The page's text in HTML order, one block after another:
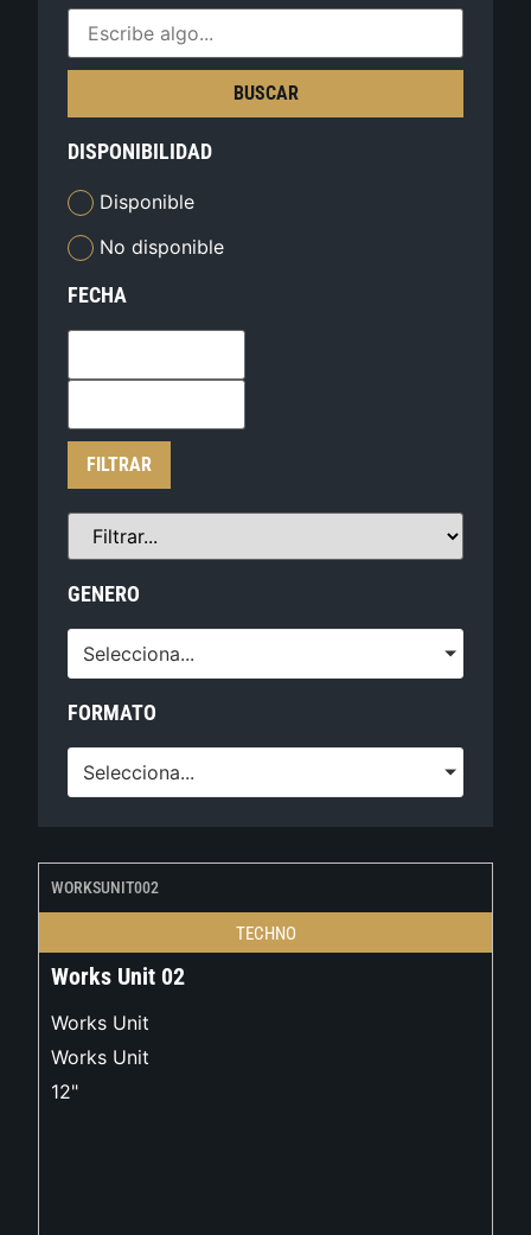
BUSCAR
DISPONIBILIDAD
Disponible
No disponible
FECHA
FILTRAR
GENERO
Selecciona...
FORMATO
Selecciona...
WORKSUNIT002
TECHNO
Works Unit 02
Works Unit
Works Unit
12"